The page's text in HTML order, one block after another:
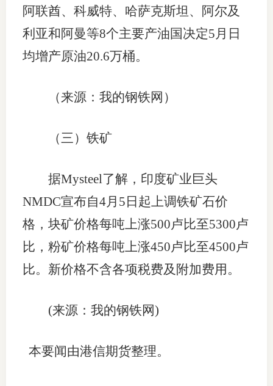
阿联酋、科威特、哈萨克斯坦、阿尔及
利亚和阿曼等8个主要产油国决定5月日
均增产原油20.6万桶。
（来源：我的钢铁网）
（三）铁矿
据Mysteel了解，印度矿业巨头
NMDC宣布自4月5日起上调铁矿石价
格，块矿价格每吨上涨500卢比至5300卢
比，粉矿价格每吨上涨450卢比至4500卢
比。新价格不含各项税费及附加费用。
(来源：我的钢铁网)
本要闻由港信期货整理。